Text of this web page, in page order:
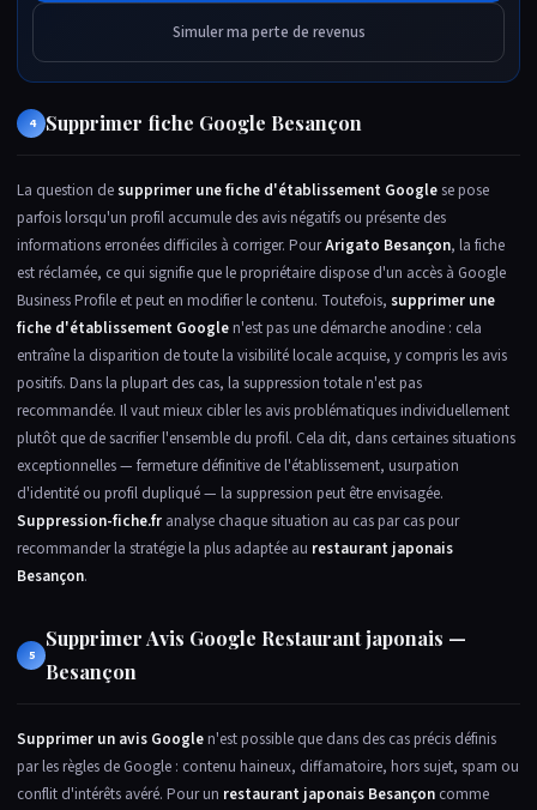
Simuler ma perte de revenus
4 Supprimer fiche Google Besançon
La question desupprimer une fiche d'établissement Googlese pose
parfois lorsqu'un profil accumule des avis négatifs ou présente des
informations erronées difficiles à corriger. PourArigato Besançon, la fiche
est réclamée, ce qui signifie que le propriétaire dispose d'un accès à Google
Business Profile et peut en modifier le contenu. Toutefois, supprimer une
fiche d'établissement Google n'est pas une démarche anodine : cela
entraîne la disparition de toute la visibilité locale acquise, y compris les avis
positifs. Dans la plupart des cas, la suppression totale n'est pas
recommandée. Il vaut mieux cibler les avis problématiques individuellement
plutôt que de sacrifier l'ensemble du profil. Cela dit, dans certaines situations
exceptionnelles — fermeture définitive de l'établissement, usurpation
d'identité ou profil dupliqué — la suppression peut être envisagée.
Suppression-fiche.fr analyse chaque situation au cas par cas pour
recommander la stratégie la plus adaptée au restaurant japonais
Besançon.
5
Supprimer Avis Google Restaurant japonais —
Besançon
Supprimer un avis Google n'est possible que dans des cas précis définis
par les règles de Google : contenu haineux, diffamatoire, hors sujet, spam ou
conflit d'intérêts avéré. Pour un restaurant japonais Besançon comme